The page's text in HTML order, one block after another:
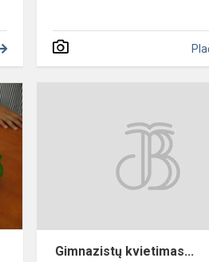
Renginys
„VAISIŲ
IR
Gimnazistų kvietimas...